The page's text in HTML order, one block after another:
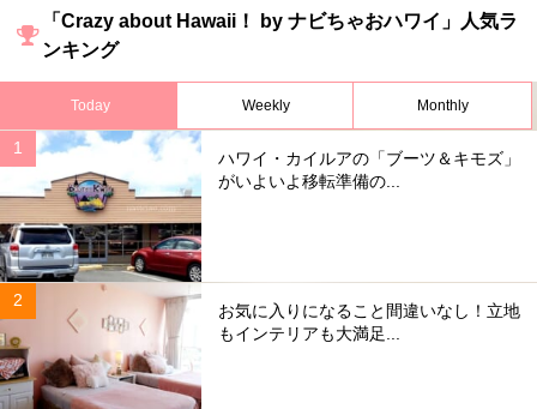
「Crazy about Hawaii！ by ナビちゃおハワイ」人気ラ
ンキング
Today Weekly Monthly
ハワイ・カイルアの「ブーツ＆キモズ」
がいよいよ移転準備の...
お気に入りになること間違いなし！立地
もインテリアも大満足...